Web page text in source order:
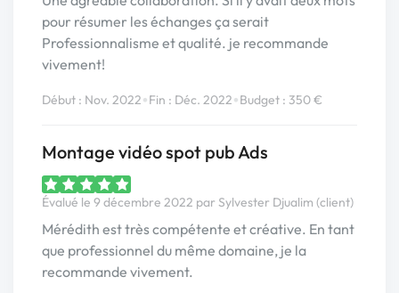
pour résumer les échanges ça serait
Professionnalisme et qualité. je recommande
vivement!
Début : Nov. 2022•Fin : Déc. 2022•Budget : 350 €
Montage vidéo spot pub Ads
Évalué le 9 décembre 2022 par Sylvester Djualim (client)
Mérédith est très compétente et créative. En tant
que professionnel du même domaine, je la
recommande vivement.